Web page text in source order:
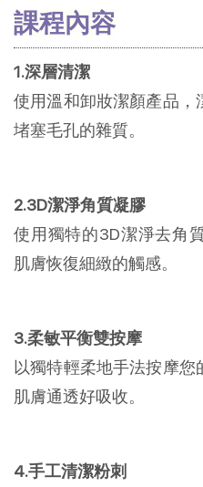
課程內容
1.深層清潔
使用溫和卸妝潔顏產品，
堵塞毛孔的雜質。
2.3D潔淨角質凝膠
使用獨特的3D潔淨去角
肌膚恢復細緻的觸感。
3.柔敏平衡雙按摩
以獨特輕柔地手法按摩
肌膚通透好吸收。
4.手工清潔粉刺